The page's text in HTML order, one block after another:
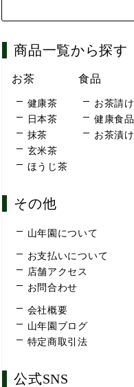
商品一覧から探す
お茶
健康茶
日本茶
抹茶
玄米茶
ほうじ茶
食品
お茶請け
健康食品
お茶漬け
その他
山年園について
お支払いについて
店舗アクセス
お問合わせ
会社概要
山年園ブログ
特定商取引法
公式SNS